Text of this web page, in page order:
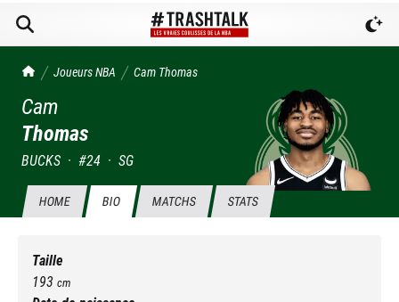
TrashTalk Actu NBA
Joueurs NBA Cam Thomas
Cam
Thomas
BUCKS · #24 · SG
HOME BIO MATCHS STATS
Taille
193 cm